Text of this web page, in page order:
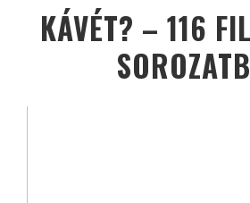
KÁVÉT? – 116